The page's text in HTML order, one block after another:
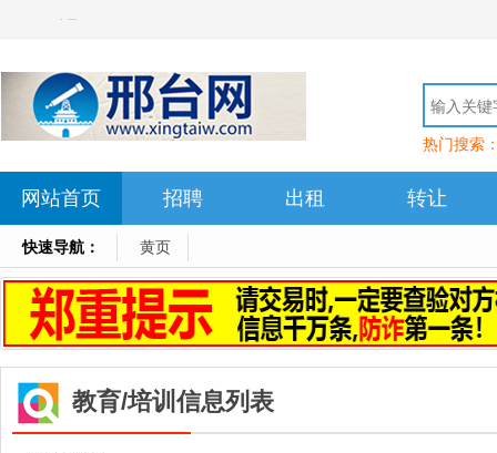
热门搜索
网站首页 招聘 出租 转让
快速导航： 黄页
教育/培训信息列表